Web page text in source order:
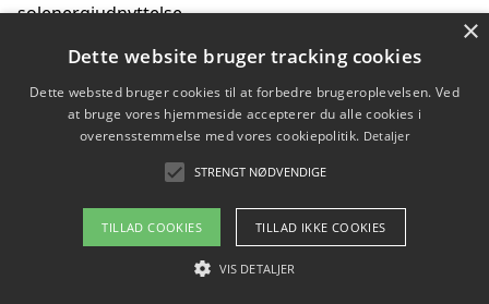
solenergiudnyttelse
Hvordan du får svar på energispørgsmål om
vedvarende energikilder
Om / kontakt
Blog Betingelser
×
Dette website bruger tracking cookies
Dette websted bruger cookies til at forbedre brugeroplevelsen. Ved
at bruge vores hjemmeside accepterer du alle cookies i
overensstemmelse med vores cookiepolitik. Detaljer
STRENGT NØDVENDIGE
TILLAD COOKIES TILLAD IKKE COOKIES
VIS DETALJER